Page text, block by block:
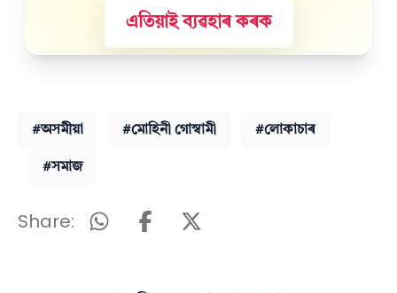
এতিয়াই ব্যৱহাৰ কৰক
#অসমীয়া #মোহিনী গোস্বামী #লোকাচাৰ
#সমাজ
Share: